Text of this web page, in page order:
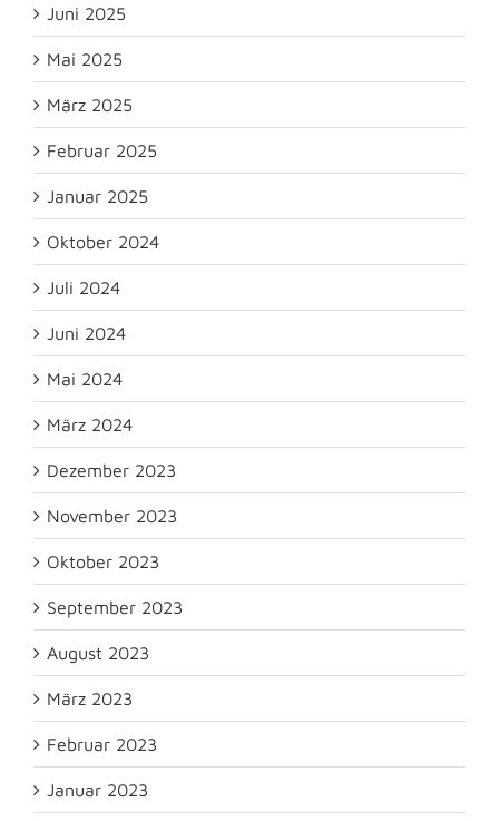
Juni 2025
Mai 2025
März 2025
Februar 2025
Januar 2025
Oktober 2024
Juli 2024
Juni 2024
Mai 2024
März 2024
Dezember 2023
November 2023
Oktober 2023
September 2023
August 2023
März 2023
Februar 2023
Januar 2023